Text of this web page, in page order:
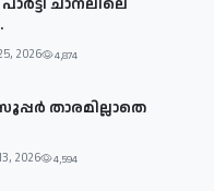
ചാനലിലെ
2026 4,874
താരമില്ലാതെ
2026 4,594